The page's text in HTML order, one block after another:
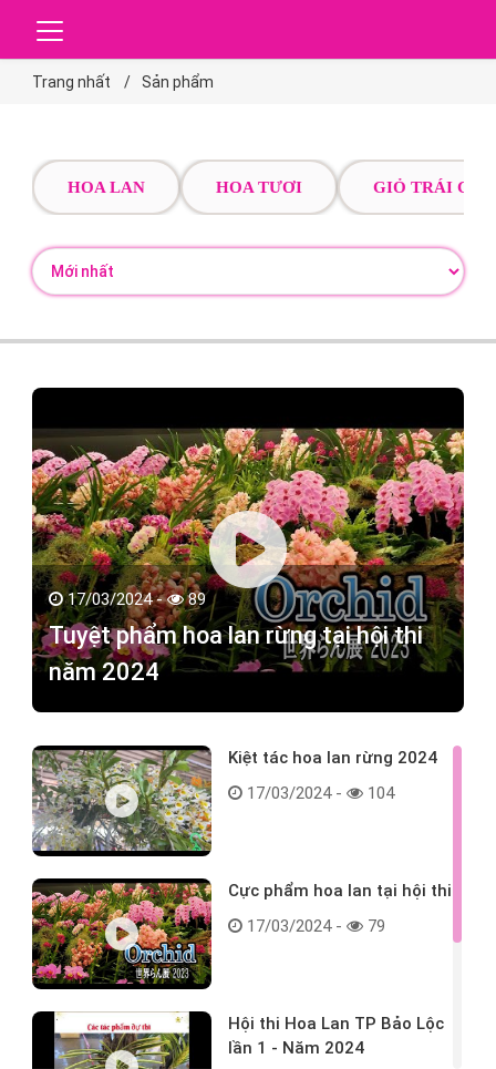
Trang nhất Sản phẩm
HOA LAN HOA TƯƠI GIỎ TRÁI CÂY
17/03/2024 - 89
Tuyệt phẩm hoa lan rừng tại hội thi
năm 2024
Kiệt tác hoa lan rừng 2024
17/03/2024 -
104
Cực phẩm hoa lan tại hội thi
17/03/2024 -
79
Hội thi Hoa Lan TP Bảo Lộc
lần 1 - Năm 2024